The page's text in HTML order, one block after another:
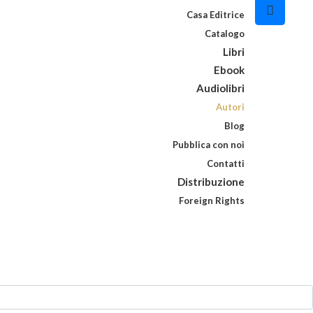
Casa Editrice
Catalogo
Libri
Ebook
Audiolibri
Autori
Blog
Pubblica con noi
Contatti
Distribuzione
Foreign Rights